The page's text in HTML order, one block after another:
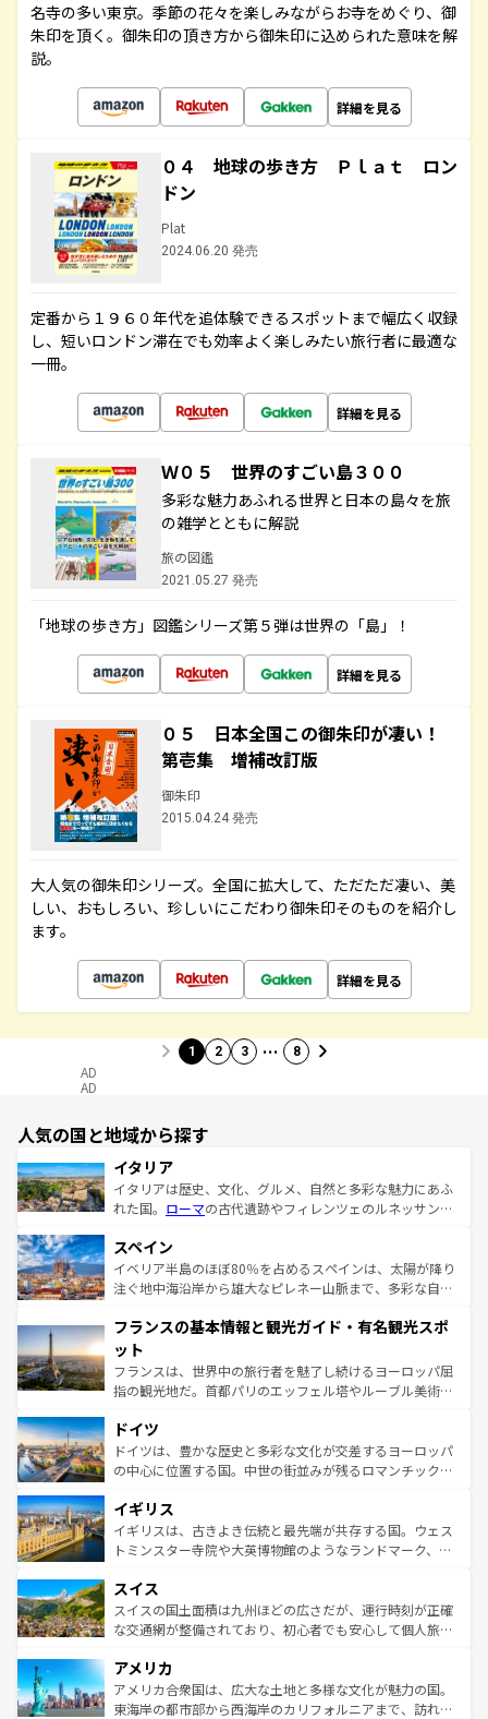
名寺の多い東京。季節の花々を楽しみながらお寺をめぐり、御
朱印を頂く。御朱印の頂き方から御朱印に込められた意味を解
説。
詳細を見る
０４ 地球の歩き方 Ｐｌａｔ ロン
ドン
Plat
2024.06.20 発売
定番から１９６０年代を追体験できるスポットまで幅広く収録
し、短いロンドン滞在でも効率よく楽しみたい旅行者に最適な
一冊。
詳細を見る
Ｗ０５ 世界のすごい島３００
多彩な魅力あふれる世界と日本の島々を旅
の雑学とともに解説
旅の図鑑
2021.05.27 発売
「地球の歩き方」図鑑シリーズ第５弾は世界の「島」！
詳細を見る
０５ 日本全国この御朱印が凄い！
第壱集 増補改訂版
御朱印
2015.04.24 発売
大人気の御朱印シリーズ。全国に拡大して、ただただ凄い、美
しい、おもしろい、珍しいにこだわり御朱印そのものを紹介し
ます。
詳細を見る
1 2 3 … 8
AD
AD
人気の国と地域から探す
イタリア
イタリアは歴史、文化、グルメ、自然と多彩な魅力にあふ
れた国。 ローマの古代遺跡やフィレンツェのルネッサンス
ろん、トスカーナの美しい田園風景やアマルフィ海岸の絶
景など、自然景観も見逃せない。観光の合間には、本場の
ピザやパスタなど、絶品のイタリア料理を堪能することも
ませてくれるイタリアで、忘れられない旅をしてみよう！
なお、新着のイタリア情報は
しい。
スペイン
イベリア半島のほぼ80％を占めるスペインは、太陽が降り
注ぐ地中海沿岸から雄大なピレネー山脈まで、多彩な自然
文化が根付くこの国では、情熱的なフラメンコ、熱気あふ
れる闘牛、そして美味しいタパスが生活の一部となってい
る。首都マドリードの洗練された雰囲気や、バルセロナの
アートに溢れた街角から、地方では古代ローマ遺跡や中世
せる。地方によって風土や気候が異なるスペインはその個
性で訪れる人を魅了する。 なお、新着のスペイン情報は コ
ンテンツ一覧を参照してほしい。
フランスの基本情報と観光ガイド・有名観光スポ
ット
フランスは、世界中の旅行者を魅了し続けるヨーロッパ屈
指の観光地だ。首都パリのエッフェル塔やルーブル美術館
で、幅広い魅力が詰まっている。華麗な宮殿、歴史的な大
聖堂、美しいビーチ、そして豊かな自然が、訪れる者を心
から魅了する。また、フランスは美食の国としても知ら
いる。シャンパンの発祥地であるランス、プロヴァンスの
香り高いラベンダー畑など、多彩な楽しみ方が可能だ。さ
らに、パリ以外の地域にも魅力が溢れており、どの街角に
れる地方に足を運ぶとそれぞれで全く異なる文化を体験で
きるだろう。 なお、新着のフランス情報はコンテンツ一覧
を参照してほしい。
ドイツ
ドイツは、豊かな歴史と多彩な文化が交差するヨーロッパ
の中心に位置する国。中世の街並みが残るロマンチック街
顔を持つこの国は、どこを歩いても飽きることがない。ベ
ルリンの文化的活気、バイエルン州のアルプスの絶景、そ
してライン川沿いのワイン畑といった風景は必見。ビール
は、お酒好きな人にはぜひ体験してほしい。 なお、新着の
ドイツ情報はコンテンツ一覧を参照してほしい。
イギリス
イギリスは、古きよき伝統と最先端が共存する国。ウェス
トミンスター寺院や大英博物館のようなランドマーク、歴
リアごとに異なる魅力がある。また、優雅なアフタヌーン
ティー、ビール好きにはたまらない英国パブ、サッカー観
戦など、本場だからこそできる体験も豊富。イギリスを旅
ンツ一覧を参照してほしい。
スイス
スイスの国土面積は九州ほどの広さだが、運行時刻が正確
な交通網が整備されており、初心者でも安心して個人旅行
の建物がそのまま残る町や、スイスならではのユニークな
博物館もあり、アルプス観光だけでなく町歩きも満喫する
ことができる。国民の所得が高いため物価も高いが、旅行
アメリカ
アメリカ合衆国は、広大な土地と多様な文化が魅力の国。
東海岸の都市部から西海岸のカリフォルニアまで、訪れる